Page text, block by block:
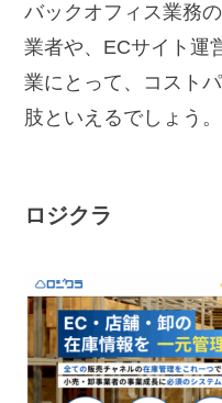
バックオフィス業務
業者や、ECサイト運
業にとって、コスト
肢といえるでしょう。
ロジクラ